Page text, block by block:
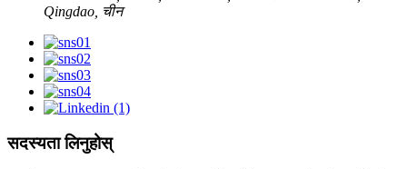
Qingdao, चीन
सदस्यता लिनुहोस्